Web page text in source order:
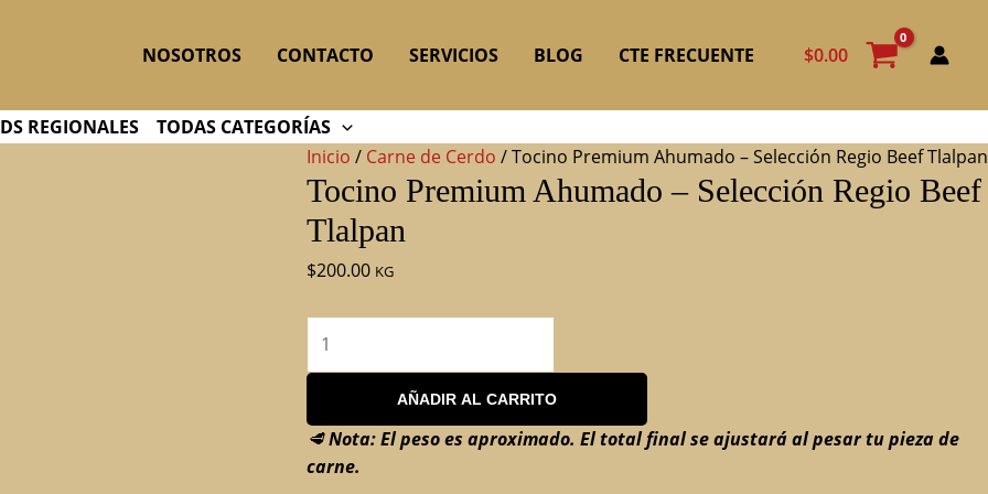
NOSOTROS CONTACTO SERVICIOS BLOG CTE FRECUENTE $0.00
REGIONALES
TODAS CATEGORÍAS
Inicio / Carne de Cerdo / Tocino Premium Ahumado – Selección Regio Beef Tlalpan
Tocino Premium Ahumado – Selección Regio Beef
Tlalpan
$200.00 KG
Ahumado
Selección
Regio
Beef
Tlalpan
cantidad
AÑADIR AL CARRITO
🥩Nota: El peso es aproximado. El total final se ajustará al pesar tu pieza de
carne.